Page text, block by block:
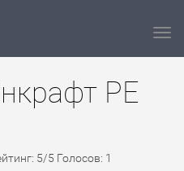
PE
5/5 Голосов: 1